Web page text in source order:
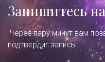
Запишитесь
Через пару минут вам
подтвердит запись